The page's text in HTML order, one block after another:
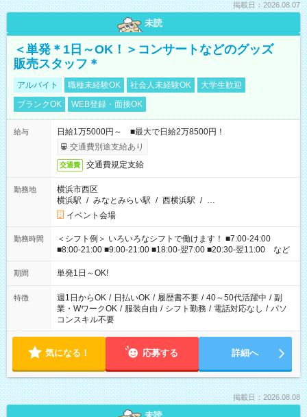
掲載日：2026.08.07
未読
＜単発＊1日～OK！＞コンサートなどのグッズ
販売スタッフ＊
アルバイト 職種未経験OK 社会人未経験OK
大学生歓迎
ブランクOK
WEB登録・面接OK
給与
日給1万5000円～ ■最大で日給2万8500円！
交通費別途支給あり
交通費 交通費規定支給
勤務地
横浜市西区
横浜駅 / みなとみらい駅 / 西横浜駅 / …
イベント会場
勤務時間
＜シフト例＞ いろいろなシフトで働けます！ ■7:00-24:00
■8:00-21:00 ■9:00-21:00 ■18:00-翌7:00 ■20:30-翌11:00 など
期間 単発1日～OK!
特徴 週1日からOK / 日払いOK / 履歴書不要 / 40～50代活躍中 / 副
業・WワークOK / 服装自由 / シフト勤務 / 電話対応なし / パソ
コンスキル不要
気になる！ 応募する 詳細へ
掲載日：2026.08.08